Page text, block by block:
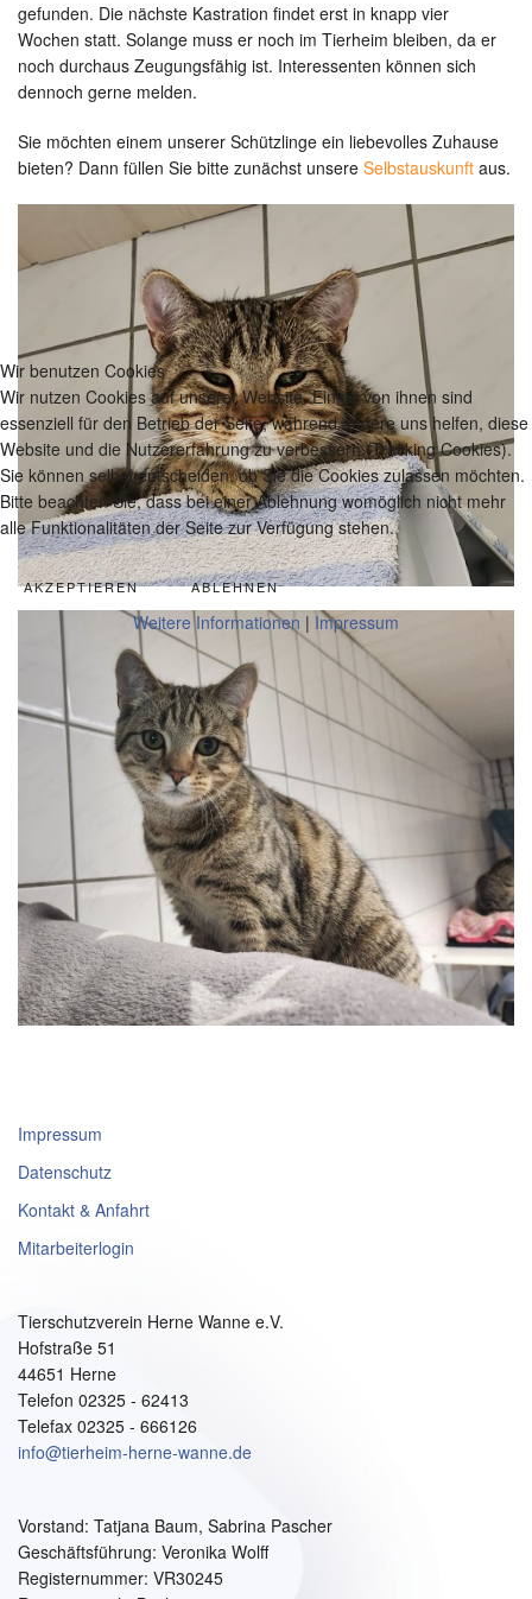
gefunden. Die nächste Kastration findet erst in knapp vier
Wochen statt. Solange muss er noch im Tierheim bleiben, da er
noch durchaus Zeugungsfähig ist. Interessenten können sich
dennoch gerne melden.
Sie möchten einem unserer Schützlinge ein liebevolles Zuhause
bieten? Dann füllen Sie bitte zunächst unsere Selbstauskunft aus.
Impressum
Datenschutz
Kontakt & Anfahrt
Mitarbeiterlogin
Tierschutzverein Herne Wanne e.V.
Hofstraße 51
44651 Herne
Telefon 02325 - 62413
Telefax 02325 - 666126
info@tierheim-herne-wanne.de
Vorstand: Tatjana Baum, Sabrina Pascher
Geschäftsführung: Veronika Wolff
Registernummer: VR30245
Wir benutzen Cookies
Wir nutzen Cookies auf unserer Website. Einige von ihnen sind
essenziell für den Betrieb der Seite, während andere uns helfen, diese
Website und die Nutzererfahrung zu verbessern (Tracking Cookies).
Sie können selbst entscheiden, ob Sie die Cookies zulassen möchten.
Bitte beachten Sie, dass bei einer Ablehnung womöglich nicht mehr
alle Funktionalitäten der Seite zur Verfügung stehen.
AKZEPTIEREN ABLEHNEN
Weitere Informationen | Impressum